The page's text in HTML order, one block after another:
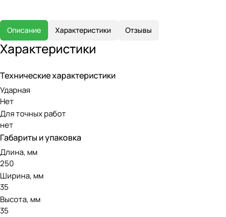
Описание Характеристики Отзывы
Характеристики
Технические характеристики
Ударная
Нет
Для точных работ
нет
Габариты и упаковка
Длина, мм
250
Ширина, мм
35
Высота, мм
35